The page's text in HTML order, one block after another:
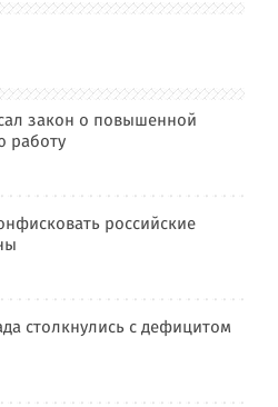
закон о повышенной
работу
российские
столкнулись с дефицитом